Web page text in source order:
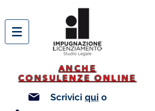
ANCHE
CONSULENZE ONLINE
Scrivici qui o